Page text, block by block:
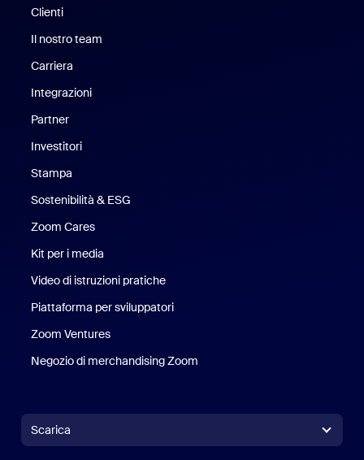
Clienti
Il nostro team
Carriera
Integrazioni
Partner
Investitori
Stampa
Sostenibilità & ESG
Zoom Cares
Kit per i media
Video di istruzioni pratiche
Piattaforma per sviluppatori
Zoom Ventures
Negozio di merchandising Zoom
Scarica